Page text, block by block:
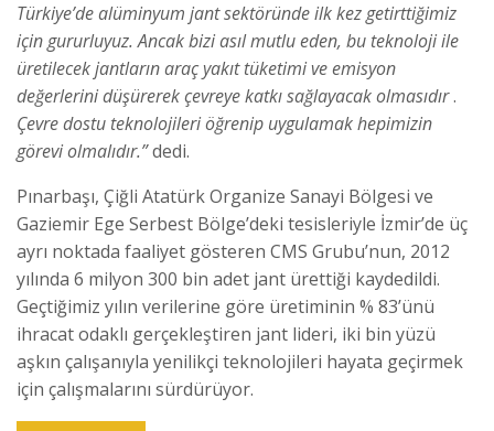
Türkiye’de alüminyum jant sektöründe ilk kez getirttiğimiz
için gururluyuz. Ancak bizi asıl mutlu eden, bu teknoloji ile
üretilecek jantların araç yakıt tüketimi ve emisyon
değerlerini düşürerek çevreye katkı sağlayacak olmasıdır.
Çevre dostu teknolojileri öğrenip uygulamak hepimizin
görevi olmalıdır.”dedi.
Pınarbaşı, Çiğli Atatürk Organize Sanayi Bölgesi ve
Gaziemir Ege Serbest Bölge’deki tesisleriyle İzmir’de üç
ayrı noktada faaliyet gösteren CMS Grubu’nun, 2012
yılında 6 milyon 300 bin adet jant ürettiği kaydedildi.
Geçtiğimiz yılın verilerine göre üretiminin % 83’ünü
ihracat odaklı gerçekleştiren jant lideri, iki bin yüzü
aşkın çalışanıyla yenilikçi teknolojileri hayata geçirmek
için çalışmalarını sürdürüyor.